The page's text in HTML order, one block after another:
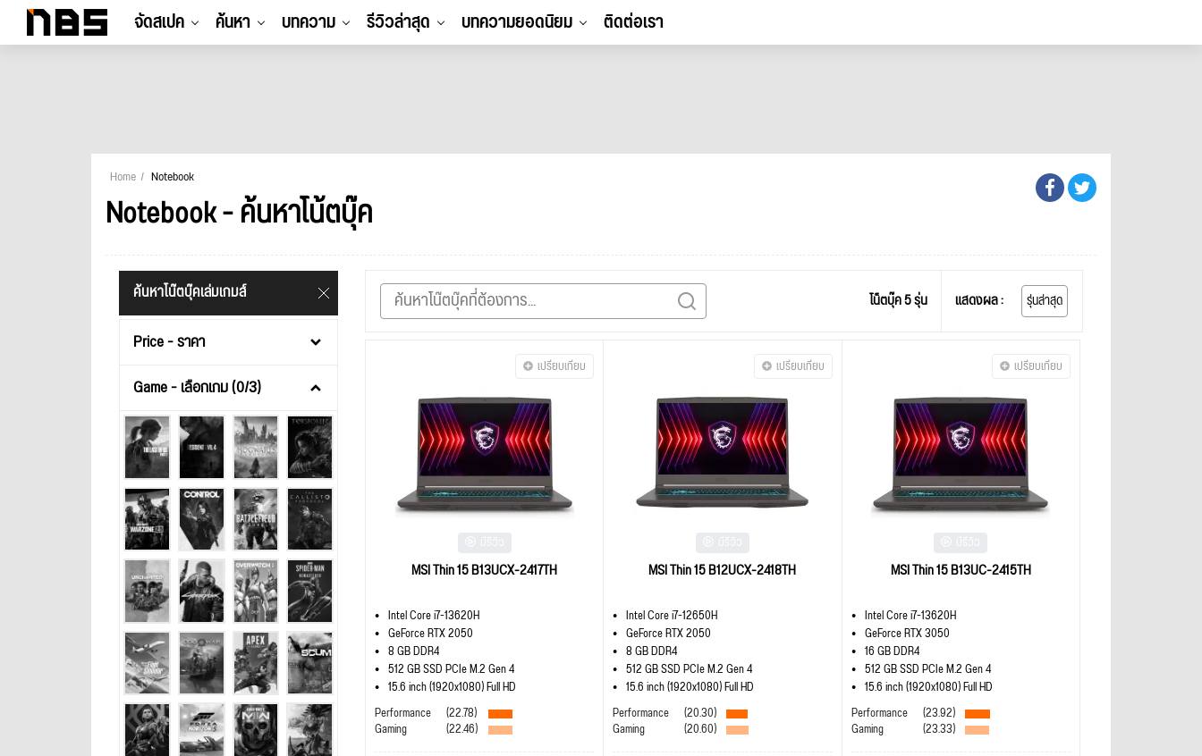
จัดสเปค ค้นหา บทความ รีวิวล่าสุด บทความยอดนิยม ติดต่อเรา
Home Notebook
Notebook - ค้นหาโน้ตบุ๊ค
ค้นหาโน๊ตบุ๊คเล่มเกมส์
Price - ราคา
Game - เลือกเกม (0/3)
โน็ตบุ๊ค 5 รุ่น แสดงผล : รุ่นล่าสุด
เปรียบเทียบ
MSI Thin 15 B13UCX-2417TH
Intel Core i7-13620H
GeForce RTX 2050
8 GB DDR4
512 GB SSD PCIe M.2 Gen 4
15.6 inch (1920x1080) Full HD
Performance
(22.78)
Gaming (22.46)
เปรียบเทียบ
MSI Thin 15 B12UCX-2418TH
Intel Core i7-12650H
GeForce RTX 2050
8 GB DDR4
512 GB SSD PCIe M.2 Gen 4
15.6 inch (1920x1080) Full HD
Performance
(20.30)
Gaming (20.60)
เปรียบเทียบ
MSI Thin 15 B13UC-2415TH
Intel Core i7-13620H
GeForce RTX 3050
16 GB DDR4
512 GB SSD PCIe M.2 Gen 4
15.6 inch (1920x1080) Full HD
Performance
(23.92)
Gaming (23.33)